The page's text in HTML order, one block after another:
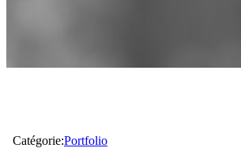
Catégorie:Portfolio